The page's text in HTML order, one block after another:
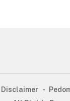
Disclaimer